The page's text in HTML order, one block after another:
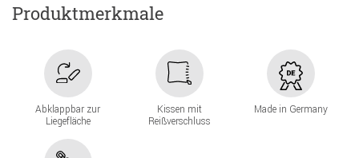
Produktmerkmale
Abklappbar zur
Liegefläche
Kissen mit
Reißverschluss
Made in Germany